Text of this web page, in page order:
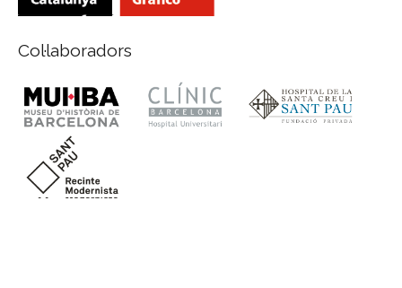
Col·laboradors